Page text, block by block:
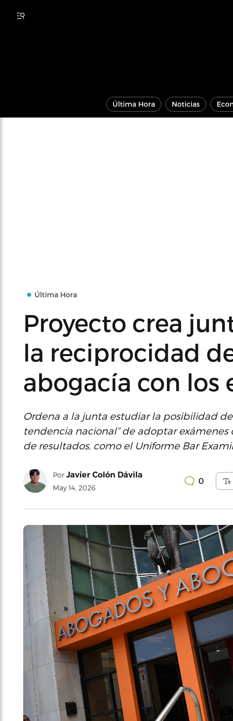
Última Hora Noticias
Última Hora
Proyecto crea
la reciprocidad
abogacía con los
Ordena a la junta estudiar la posibilidad
tendencia nacional” de adoptar
de resultados, como el Uniforme Bar
Por Javier Colón Dávila
May 14, 2026
0